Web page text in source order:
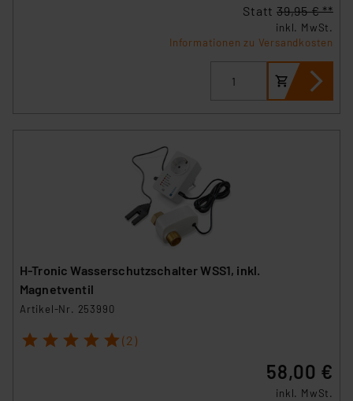
Europäischen Kommission sowie einer eigenen
insbesondere der Art der übermittelten Daten,
Statt 39,95 € **
inkl. MwSt.
Informationen zu Versandkosten
H-Tronic Wasserschutzschalter WSS1, inkl.
Magnetventil
Artikel-Nr. 253990
1 2 3 4 5 (2)
58,00 €
inkl. MwSt.